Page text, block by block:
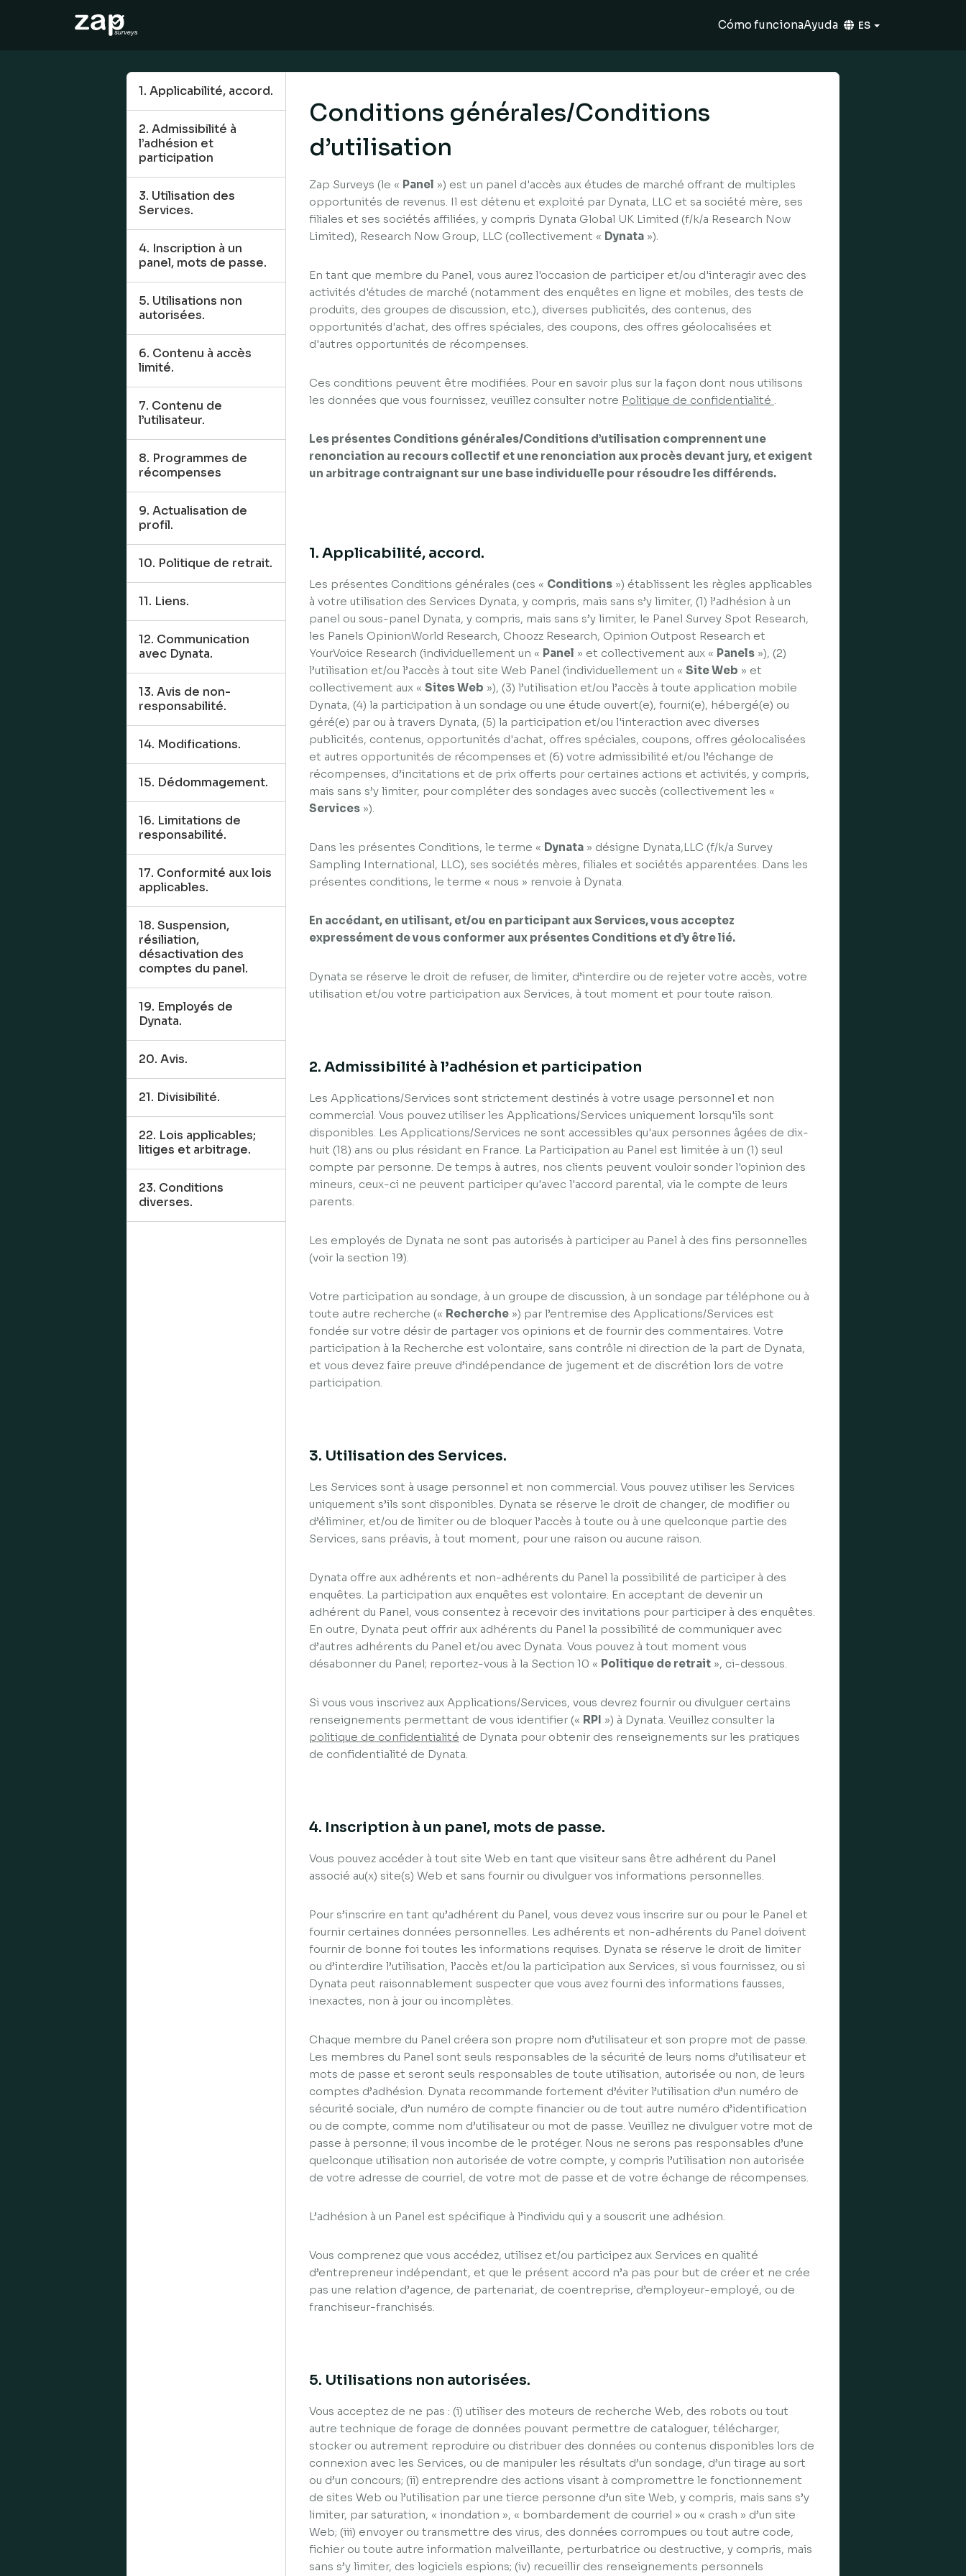
Cómo funcionaAyuda ES
1. Applicabilité, accord.
2. Admissibilité à
l’adhésion et
participation
3. Utilisation des
Services.
4. Inscription à un
panel, mots de passe.
5. Utilisations non
autorisées.
6. Contenu à accès
limité.
7. Contenu de
l’utilisateur.
8. Programmes de
récompenses
9. Actualisation de
profil.
10. Politique de retrait.
11. Liens.
12. Communication
avec Dynata.
13. Avis de non-
responsabilité.
14. Modifications.
15. Dédommagement.
16. Limitations de
responsabilité.
17. Conformité aux lois
applicables.
18. Suspension,
résiliation,
désactivation des
comptes du panel.
19. Employés de
Dynata.
20. Avis.
21. Divisibilité.
22. Lois applicables;
litiges et arbitrage.
23. Conditions
diverses.
Conditions générales/Conditions
d’utilisation
Zap Surveys (le « Panel ») est un panel d'accès aux études de marché offrant de multiples
opportunités de revenus. Il est détenu et exploité par Dynata, LLC et sa société mère, ses
filiales et ses sociétés affiliées, y compris Dynata Global UK Limited (f/k/a Research Now
Limited), Research Now Group, LLC (collectivement « Dynata »).
En tant que membre du Panel, vous aurez l'occasion de participer et/ou d'interagir avec des
activités d'études de marché (notamment des enquêtes en ligne et mobiles, des tests de
produits, des groupes de discussion, etc.), diverses publicités, des contenus, des
opportunités d'achat, des offres spéciales, des coupons, des offres géolocalisées et
d'autres opportunités de récompenses.
Ces conditions peuvent être modifiées. Pour en savoir plus sur la façon dont nous utilisons
les données que vous fournissez, veuillez consulter notre Politique de confidentialité .
Les présentes Conditions générales/Conditions d’utilisation comprennent une
renonciation au recours collectif et une renonciation aux procès devant jury, et exigent
un arbitrage contraignant sur une base individuelle pour résoudre les différends.
1. Applicabilité, accord.
Les présentes Conditions générales (ces « Conditions ») établissent les règles applicables
à votre utilisation des Services Dynata, y compris, mais sans s’y limiter, (1) l’adhésion à un
panel ou sous-panel Dynata, y compris, mais sans s’y limiter, le Panel Survey Spot Research,
les Panels OpinionWorld Research, Choozz Research, Opinion Outpost Research et
YourVoice Research (individuellement un « Panel » et collectivement aux « Panels »), (2)
l’utilisation et/ou l’accès à tout site Web Panel (individuellement un « Site Web » et
collectivement aux « Sites Web »), (3) l’utilisation et/ou l’accès à toute application mobile
Dynata, (4) la participation à un sondage ou une étude ouvert(e), fourni(e), hébergé(e) ou
géré(e) par ou à travers Dynata, (5) la participation et/ou l'interaction avec diverses
publicités, contenus, opportunités d'achat, offres spéciales, coupons, offres géolocalisées
et autres opportunités de récompenses et (6) votre admissibilité et/ou l’échange de
récompenses, d’incitations et de prix offerts pour certaines actions et activités, y compris,
mais sans s’y limiter, pour compléter des sondages avec succès (collectivement les «
Services »).
Dans les présentes Conditions, le terme « Dynata » désigne Dynata,LLC (f/k/a Survey
Sampling International, LLC), ses sociétés mères, filiales et sociétés apparentées. Dans les
présentes conditions, le terme « nous » renvoie à Dynata.
En accédant, en utilisant, et/ou en participant aux Services, vous acceptez
expressément de vous conformer aux présentes Conditions et d’y être lié.
Dynata se réserve le droit de refuser, de limiter, d’interdire ou de rejeter votre accès, votre
utilisation et/ou votre participation aux Services, à tout moment et pour toute raison.
2. Admissibilité à l’adhésion et participation
Les Applications/Services sont strictement destinés à votre usage personnel et non
commercial. Vous pouvez utiliser les Applications/Services uniquement lorsqu'ils sont
disponibles. Les Applications/Services ne sont accessibles qu'aux personnes âgées de dix-
huit (18) ans ou plus résidant en France. La Participation au Panel est limitée à un (1) seul
compte par personne. De temps à autres, nos clients peuvent vouloir sonder l'opinion des
mineurs, ceux-ci ne peuvent participer qu'avec l'accord parental, via le compte de leurs
parents.
Les employés de Dynata ne sont pas autorisés à participer au Panel à des fins personnelles
(voir la section 19).
Votre participation au sondage, à un groupe de discussion, à un sondage par téléphone ou à
toute autre recherche (« Recherche ») par l’entremise des Applications/Services est
fondée sur votre désir de partager vos opinions et de fournir des commentaires. Votre
participation à la Recherche est volontaire, sans contrôle ni direction de la part de Dynata,
et vous devez faire preuve d’indépendance de jugement et de discrétion lors de votre
participation.
3. Utilisation des Services.
Les Services sont à usage personnel et non commercial. Vous pouvez utiliser les Services
uniquement s’ils sont disponibles. Dynata se réserve le droit de changer, de modifier ou
d’éliminer, et/ou de limiter ou de bloquer l’accès à toute ou à une quelconque partie des
Services, sans préavis, à tout moment, pour une raison ou aucune raison.
Dynata offre aux adhérents et non-adhérents du Panel la possibilité de participer à des
enquêtes. La participation aux enquêtes est volontaire. En acceptant de devenir un
adhérent du Panel, vous consentez à recevoir des invitations pour participer à des enquêtes.
En outre, Dynata peut offrir aux adhérents du Panel la possibilité de communiquer avec
d’autres adhérents du Panel et/ou avec Dynata. Vous pouvez à tout moment vous
désabonner du Panel; reportez-vous à la Section 10 « Politique de retrait », ci-dessous.
Si vous vous inscrivez aux Applications/Services, vous devrez fournir ou divulguer certains
renseignements permettant de vous identifier (« RPI ») à Dynata. Veuillez consulter la
politique de confidentialité de Dynata pour obtenir des renseignements sur les pratiques
de confidentialité de Dynata.
4. Inscription à un panel, mots de passe.
Vous pouvez accéder à tout site Web en tant que visiteur sans être adhérent du Panel
associé au(x) site(s) Web et sans fournir ou divulguer vos informations personnelles.
Pour s’inscrire en tant qu’adhérent du Panel, vous devez vous inscrire sur ou pour le Panel et
fournir certaines données personnelles. Les adhérents et non-adhérents du Panel doivent
fournir de bonne foi toutes les informations requises. Dynata se réserve le droit de limiter
ou d’interdire l’utilisation, l’accès et/ou la participation aux Services, si vous fournissez, ou si
Dynata peut raisonnablement suspecter que vous avez fourni des informations fausses,
inexactes, non à jour ou incomplètes.
Chaque membre du Panel créera son propre nom d’utilisateur et son propre mot de passe.
Les membres du Panel sont seuls responsables de la sécurité de leurs noms d’utilisateur et
mots de passe et seront seuls responsables de toute utilisation, autorisée ou non, de leurs
comptes d’adhésion. Dynata recommande fortement d’éviter l’utilisation d’un numéro de
sécurité sociale, d’un numéro de compte financier ou de tout autre numéro d’identification
ou de compte, comme nom d’utilisateur ou mot de passe. Veuillez ne divulguer votre mot de
passe à personne; il vous incombe de le protéger. Nous ne serons pas responsables d’une
quelconque utilisation non autorisée de votre compte, y compris l’utilisation non autorisée
de votre adresse de courriel, de votre mot de passe et de votre échange de récompenses.
L’adhésion à un Panel est spécifique à l’individu qui y a souscrit une adhésion.
Vous comprenez que vous accédez, utilisez et/ou participez aux Services en qualité
d’entrepreneur indépendant, et que le présent accord n’a pas pour but de créer et ne crée
pas une relation d’agence, de partenariat, de coentreprise, d’employeur-employé, ou de
franchiseur-franchisés.
5. Utilisations non autorisées.
Vous acceptez de ne pas : (i) utiliser des moteurs de recherche Web, des robots ou tout
autre technique de forage de données pouvant permettre de cataloguer, télécharger,
stocker ou autrement reproduire ou distribuer des données ou contenus disponibles lors de
connexion avec les Services, ou de manipuler les résultats d’un sondage, d’un tirage au sort
ou d’un concours; (ii) entreprendre des actions visant à compromettre le fonctionnement
de sites Web ou l’utilisation par une tierce personne d’un site Web, y compris, mais sans s’y
limiter, par saturation, « inondation », « bombardement de courriel » ou « crash » d’un site
Web; (iii) envoyer ou transmettre des virus, des données corrompues ou tout autre code,
fichier ou toute autre information malveillante, perturbatrice ou destructive, y compris, mais
sans s’y limiter, des logiciels espions; (iv) recueillir des renseignements personnels